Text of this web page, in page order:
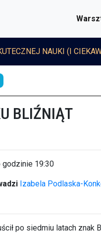
NAUKI (I
BLIŹNIĄT
godzinie 19:30
Izabela Podlaska-
po siedmiu latach znak